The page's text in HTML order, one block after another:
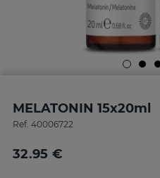
MELATONIN 15x20ml
Ref. 40006722
32.95 €